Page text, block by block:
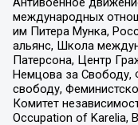
международных
им Питера Мунка,
альянс, Школа
Патерсона, Центр
Немцова за Свободу,
свободу,
Комитет
Occupation of Karelia,